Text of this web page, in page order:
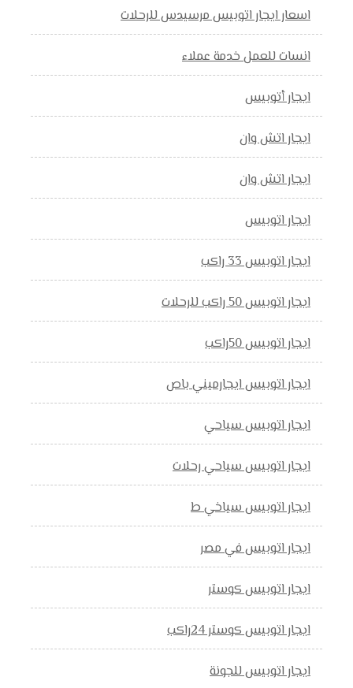
اسعار ايجار اتوبيس مرسيدس للرحلات
انسات للعمل خدمة عملاء
ايجار أتوبيس
ايجار اتش وان
ايجار اتش وان
ايجار اتوبيس
ايجار اتوبيس 33 راكب
ايجار اتوبيس 50 راكب للرحلات
ايجار اتوبيس 50راكب
ايجار اتوبيس ايجارميني باص
ايجار اتوبيس سياحي
ايجار اتوبيس سياحي رحلات
ايجار اتوبيس سياخي ط
ايجار اتوبيس في مصر
ايجار اتوبيس كوستر
ايجار اتوبيس كوستر 24راكب
ايجار اتوبيس للجونة